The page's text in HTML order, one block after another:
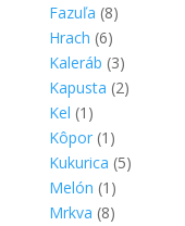
Fazuľa (8)
Hrach (6)
Kaleráb (3)
Kapusta (2)
Kel (1)
Kôpor (1)
Kukurica (5)
Melón (1)
Mrkva (8)